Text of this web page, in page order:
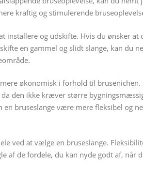
kraftig og stimulerende
installere og udskifte. Hvis du ønsker
en gammel og slidt slange, kan du
økonomisk i forhold til
den ikke kræver større
en bruseslange være mere fleksibel og
ved at vælge en bruseslange.
af de fordele, du kan nyde godt af, når